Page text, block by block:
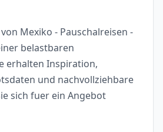
Mexiko - Pauschalreisen -
belastbaren
erhalten Inspiration,
und nachvollziehbare
sich fuer ein Angebot